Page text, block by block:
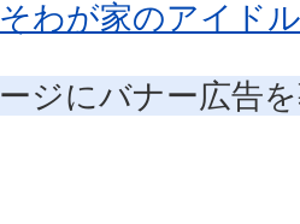
わが家のアイド
ジにバナー広告